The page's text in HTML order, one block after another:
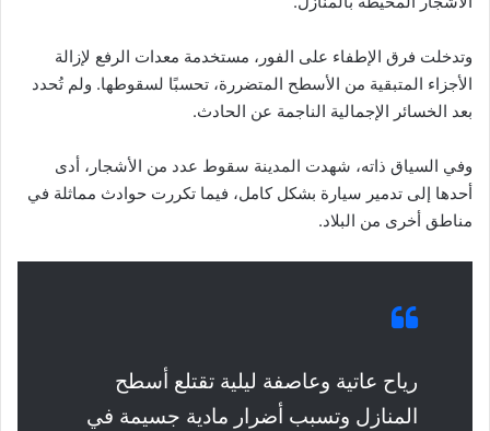
وتدخلت فرق الإطفاء على الفور، مستخدمة معدات الرفع لإزالة
الأجزاء المتبقية من الأسطح المتضررة، تحسبًا لسقوطها. ولم تُحدد
بعد الخسائر الإجمالية الناجمة عن الحادث.
وفي السياق ذاته، شهدت المدينة سقوط عدد من الأشجار، أدى
أحدها إلى تدمير سيارة بشكل كامل، فيما تكررت حوادث مماثلة في
مناطق أخرى من البلاد.
رياح عاتية وعاصفة ليلية تقتلع أسطح
المنازل وتسبب أضرار مادية جسيمة في